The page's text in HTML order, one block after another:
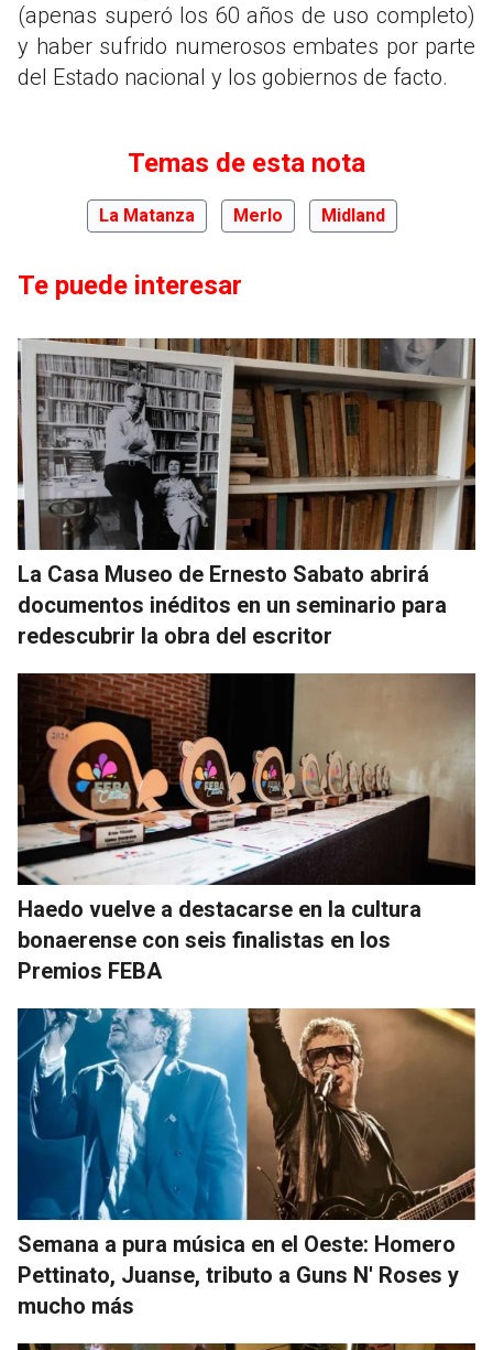
(apenas superó los 60 años de uso completo)
y haber sufrido numerosos embates por parte
del Estado nacional y los gobiernos de facto.
Temas de esta nota
La Matanza Merlo Midland
Te puede interesar
La Casa Museo de Ernesto Sabato abrirá
documentos inéditos en un seminario para
redescubrir la obra del escritor
Haedo vuelve a destacarse en la cultura
bonaerense con seis finalistas en los
Premios FEBA
Semana a pura música en el Oeste: Homero
Pettinato, Juanse, tributo a Guns N' Roses y
mucho más